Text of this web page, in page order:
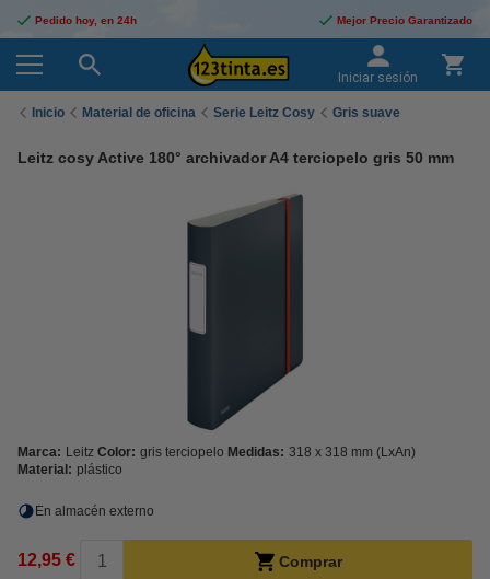
Pedido hoy, en 24h Mejor Precio Garantizado
Iniciar sesión
Inicio Material de oficina Serie Leitz Cosy Gris suave
Leitz cosy Active 180° archivador A4 terciopelo gris 50 mm
Marca: Leitz Color: gris terciopelo Medidas: 318 x 318 mm (LxAn)
Material: plástico
En almacén externo
12,95 € Comprar